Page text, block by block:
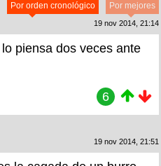
Por mejores
Por orden cronológico
19 nov 2014, 21:14
piensa dos veces ante
6
19 nov 2014, 21:51